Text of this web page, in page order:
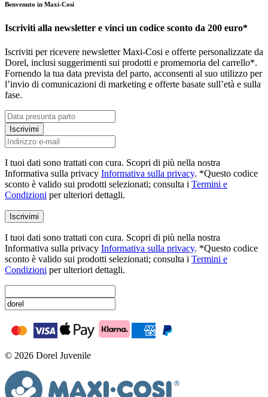
Benvenuto in Maxi-Cosi
Iscriviti alla newsletter e vinci un codice sconto da 200 euro*
Iscriviti per ricevere newsletter Maxi-Cosi e offerte personalizzate da
Dorel, inclusi suggerimenti sui prodotti e promemoria del carrello*.
Fornendo la tua data prevista del parto, acconsenti al suo utilizzo per
l’invio di comunicazioni di marketing e offerte basate sull’età e sulla
fase.
Iscrivimi
I tuoi dati sono trattati con cura. Scopri di più nella nostra
Informativa sulla privacy Informativa sulla privacy. *Questo codice
sconto è valido sui prodotti selezionati; consulta i Termini e
Condizioni per ulteriori dettagli.
Iscrivimi
I tuoi dati sono trattati con cura. Scopri di più nella nostra
Informativa sulla privacy Informativa sulla privacy. *Questo codice
sconto è valido sui prodotti selezionati; consulta i Termini e
Condizioni per ulteriori dettagli.
© 2026 Dorel Juvenile